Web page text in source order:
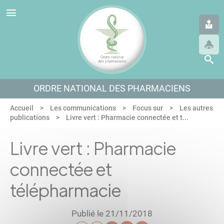
Aller au menu
Aller au contenu
Aller en bas de page
ORDRE NATIONAL DES PHARMACIENS
Accueil Les communications Focus sur
Les autres
publications
Livre vert : Pharmacie connectée et t...
Livre vert : Pharmacie
connectée et
télépharmacie
Publié le 21/11/2018
Panneau de gestion des cookies